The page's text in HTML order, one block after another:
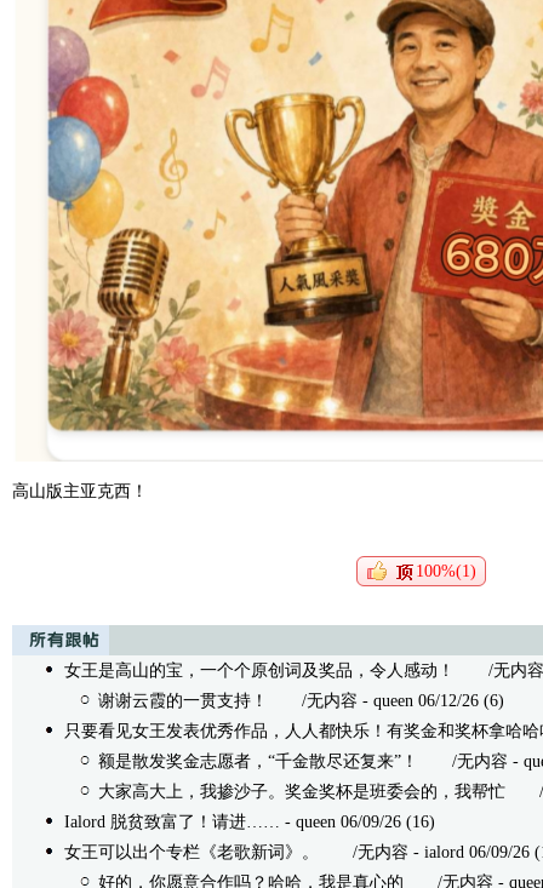
高山版主亚克西！
100%(1)
女王是高山的宝，一个个原创词及奖品，令人感动！
/无内容 -
谢谢云霞的一贯支持！
/无内容 - queen 06/12/26 (6)
只要看见女王发表优秀作品，人人都快乐！有奖金和奖杯拿哈哈
额是散发奖金志愿者，“千金散尽还复来”！
/无内容 -
大家高大上，我掺沙子。奖金奖杯是班委会的，我帮忙 /无
Ialord 脱贫致富了！请进…… - queen 06/09/26 (16)
女王可以出个专栏《老歌新词》。
/无内容 - ialord 06/09/26
好的，你愿意合作吗？哈哈，我是真心的 /无内容 - queen